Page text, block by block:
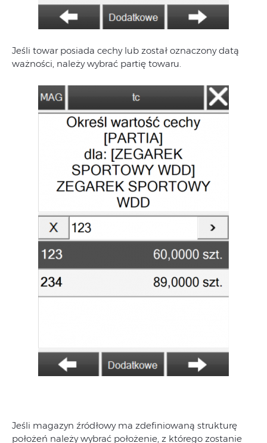
Jeśli towar posiada cechy lub został oznaczony datą
ważności, należy wybrać partię towaru.
Jeśli magazyn źródłowy ma zdefiniowaną strukturę
położeń należy wybrać położenie, z którego zostanie